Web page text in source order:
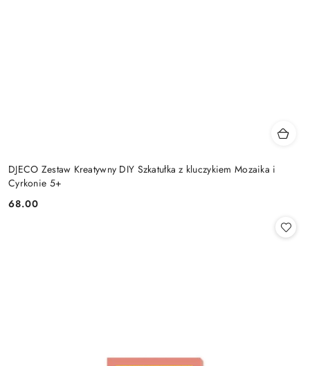
DJECO Zestaw Kreatywny DIY Szkatułka z kluczykiem Mozaika i
Cyrkonie 5+
Cena:
68.00